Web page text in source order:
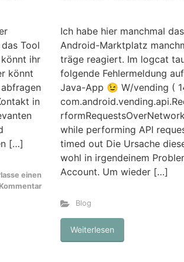
Tool
ihr
könnt
in
[…]
einen
Kommentar
Ich habe hier manchmal
Android-Marktplatz
träge reagiert. Im logcat
folgende Fehlermeldung
Java-App 😉 W/vending (
while performing API
timed out Die Ursache
wohl in irgendeinem
Account. Um wieder […]
Blog
Weiterlesen